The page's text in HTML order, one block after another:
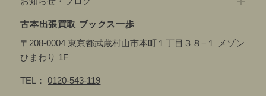
古本出張買取 ブックス一歩
〒208-0004 東京都武蔵村山市本町１丁目３８−１ メゾン
ひまわり 1F
TEL：0120-543-119